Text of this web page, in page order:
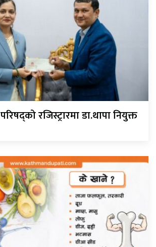
परिषद्को रजिस्ट्रारमा डा.थापा नियुक्त